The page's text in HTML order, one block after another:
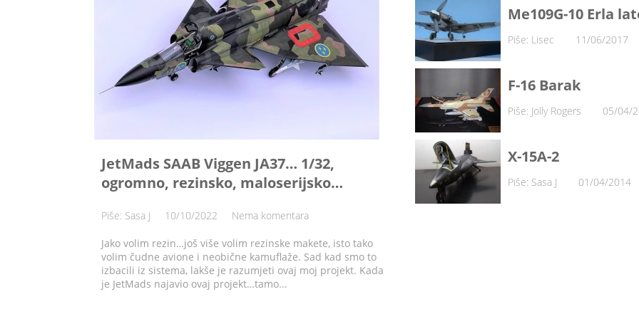
JetMads SAAB Viggen JA37… 1/32,
ogromno, rezinsko, maloserijsko…
Piše: Sasa J 10/10/2022 Nema komentara
Jako volim rezin…još više volim rezinske makete, isto tako
volim čudne avione i neobične kamuflaže. Sad kad smo to
izbacili iz sistema, lakše je razumjeti ovaj moj projekt. Kada
je JetMads najavio ovaj projekt…tamo...
Me109G-10 Erla
Piše: Lisec 11/06/2017
F-16 Barak
Piše: Jolly Rogers 05/04/
X-15A-2
Piše: Sasa J 01/04/2014